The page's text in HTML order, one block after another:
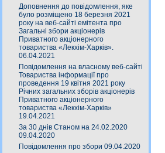
Доповнення до повідомлення, яке
було розміщено 18 березня 2021
року на веб-сайті емітента про
Загальні збори акціонерів
Приватного акціонерного
товариства «Лекхім-Харків».
06.04.2021
Повідомлення на власному веб-сайті
Товариства інформації про
проведення 19 квітня 2021 року
Річних загальних зборів акціонерів
Приватного акціонерного
товариства «Лекхім-Харків»
19.04.2021
За 30 днів Станом на 24.02.2020
09.04.2020
Повідомлення про збори 09.04.2020